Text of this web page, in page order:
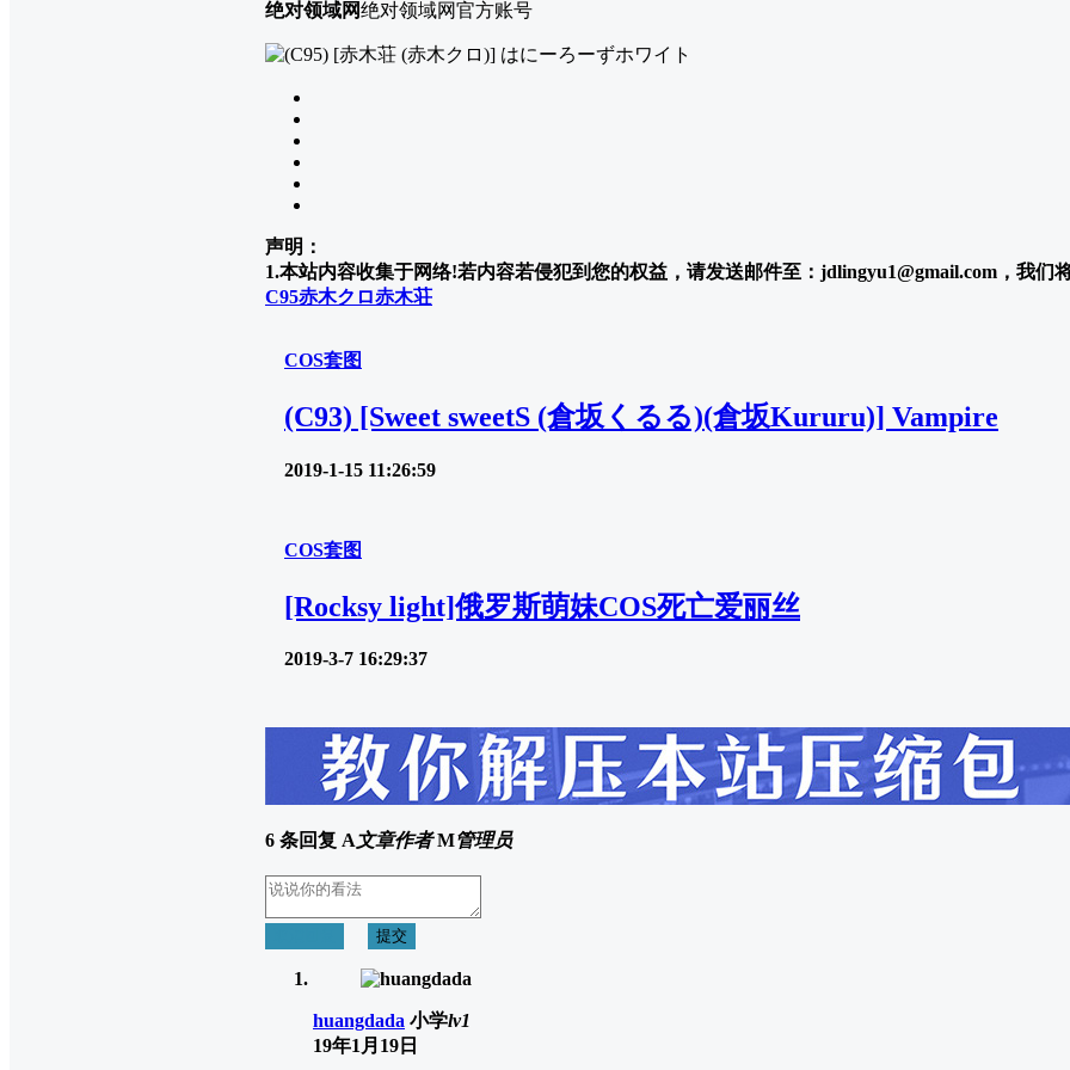
绝对领域网绝对领域网官方账号
声明：
1.本站内容收集于网络!若内容若侵犯到您的权益，请发送邮件至：jdlingyu1@gmail.com，我们
C95赤木クロ赤木荘
COS套图
(C93) [Sweet sweetS (倉坂くるる)(倉坂Kururu)] Vampire
2019-1-15 11:26:59
COS套图
[Rocksy light]俄罗斯萌妹COS死亡爱丽丝
2019-3-7 16:29:37
6 条回复 A文章作者 M管理员
提交
huangdada 小学lv1
19年1月19日